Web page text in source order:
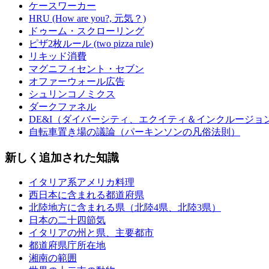
ケースワーカー
HRU (How are you?, 元気？)
ドゥーム・スクローリング
ピザ2枚ルール (two pizza rule)
リキッド消費
マグニフィセント・セブン
オファーウォール広告
シュリンコノミクス
ダークファネル
DE&I（ダイバーシティ、エクイティ＆インクルージョ
自転車置き場の議論（パーキンソンの凡俗法則）
新しく追加された知識
イタリア系アメリカ料理
西日本に含まれる都道府県
北陸地方に含まれる県（北陸4県、北陸3県）
日本の二十四節気
イタリアの州と県、主要都市
都道府県庁所在地
湘南の範囲